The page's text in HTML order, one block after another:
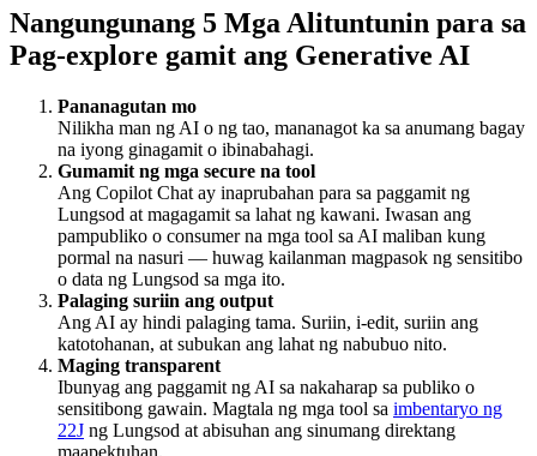
Nangungunang 5 Mga Alituntunin para sa
Pag-explore gamit ang Generative AI
Pananagutan mo
Nilikha man ng AI o ng tao, mananagot ka sa anumang bagay
na iyong ginagamit o ibinabahagi.
Gumamit ng mga secure na tool
Ang Copilot Chat ay inaprubahan para sa paggamit ng
Lungsod at magagamit sa lahat ng kawani. Iwasan ang
pampubliko o consumer na mga tool sa AI maliban kung
pormal na nasuri — huwag kailanman magpasok ng sensitibo
o data ng Lungsod sa mga ito.
Palaging suriin ang output
Ang AI ay hindi palaging tama. Suriin, i-edit, suriin ang
katotohanan, at subukan ang lahat ng nabubuo nito.
Maging transparent
Ibunyag ang paggamit ng AI sa nakaharap sa publiko o
sensitibong gawain. Magtala ng mga tool sa imbentaryo ng
22J ng Lungsod at abisuhan ang sinumang direktang
maapektuhan.